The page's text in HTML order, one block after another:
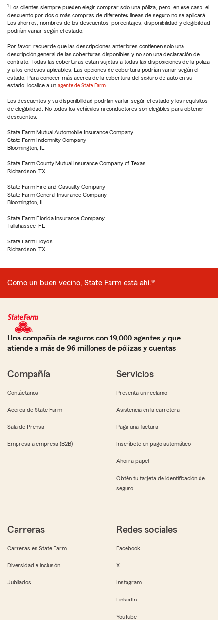
1 Los clientes siempre pueden elegir comprar solo una póliza, pero, en ese caso, el
descuento por dos o más compras de diferentes líneas de seguro no se aplicará.
Los ahorros, nombres de los descuentos, porcentajes, disponibilidad y elegibilidad
podrían variar según el estado.
Por favor, recuerde que las descripciones anteriores contienen solo una
descripción general de las coberturas disponibles y no son una declaración de
contrato. Todas las coberturas están sujetas a todas las disposiciones de la póliza
y a los endosos aplicables. Las opciones de cobertura podrían variar según el
estado. Para conocer más acerca de la cobertura del seguro de auto en su
estado, localice a un agente de State Farm
Los descuentos y su disponibilidad podrían variar según el estado y los requisitos
de elegibilidad. No todos los vehículos ni conductores son elegibles para obtener
descuentos.
State Farm Mutual Automobile Insurance Company
State Farm Indemnity Company
Bloomington, IL
State Farm County Mutual Insurance Company of Texas
Richardson, TX
State Farm Fire and Casualty Company
State Farm General Insurance Company
Bloomington, IL
State Farm Florida Insurance Company
Tallahassee, FL
State Farm Lloyds
Richardson, TX
Como un buen vecino, State Farm está ahí.®
Una compañía de seguros con 19,000 agentes y que
atiende a más de 96 millones de pólizas y cuentas
Compañía
Contáctanos
Acerca de State Farm
Sala de Prensa
Empresa a empresa (B2B)
Servicios
Presenta un reclamo
Asistencia en la carretera
Paga una factura
Inscríbete en pago automático
Ahorra papel
Obtén tu tarjeta de identificación de
seguro
Carreras
Carreras en State Farm
Diversidad e inclusión
Jubilados
Redes sociales
Facebook
X
Instagram
LinkedIn
YouTube